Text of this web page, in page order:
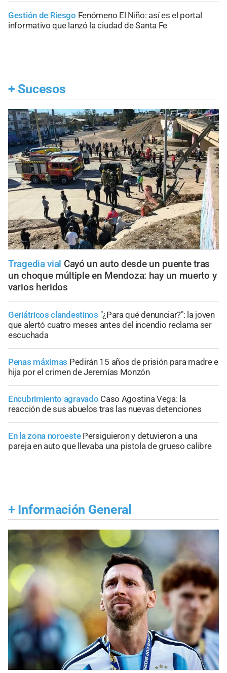
Gestión de Riesgo Fenómeno El Niño: así es el portal
informativo que lanzó la ciudad de Santa Fe
+ Sucesos
Tragedia vial Cayó un auto desde un puente tras
un choque múltiple en Mendoza: hay un muerto y
varios heridos
Geriátricos clandestinos "¿Para qué denunciar?": la joven
que alertó cuatro meses antes del incendio reclama ser
escuchada
Penas máximas Pedirán 15 años de prisión para madre e
hija por el crimen de Jeremías Monzón
Encubrimiento agravado Caso Agostina Vega: la
reacción de sus abuelos tras las nuevas detenciones
En la zona noroeste Persiguieron y detuvieron a una
pareja en auto que llevaba una pistola de grueso calibre
+ Información General